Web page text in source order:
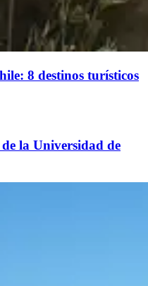
8 destinos turísticos
la Universidad de